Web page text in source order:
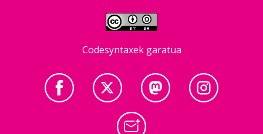
Codesyntaxek garatua